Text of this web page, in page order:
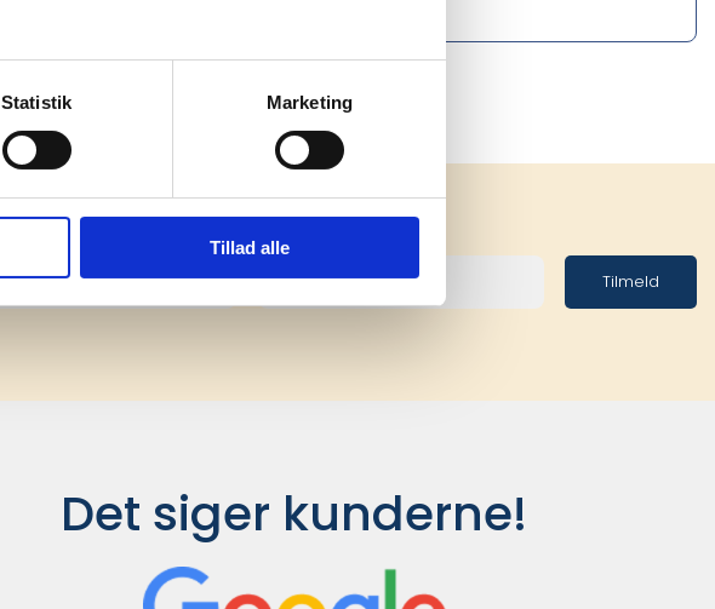
Statistik Marketing
Tillad alle
Tilmeld
Det siger kunderne!